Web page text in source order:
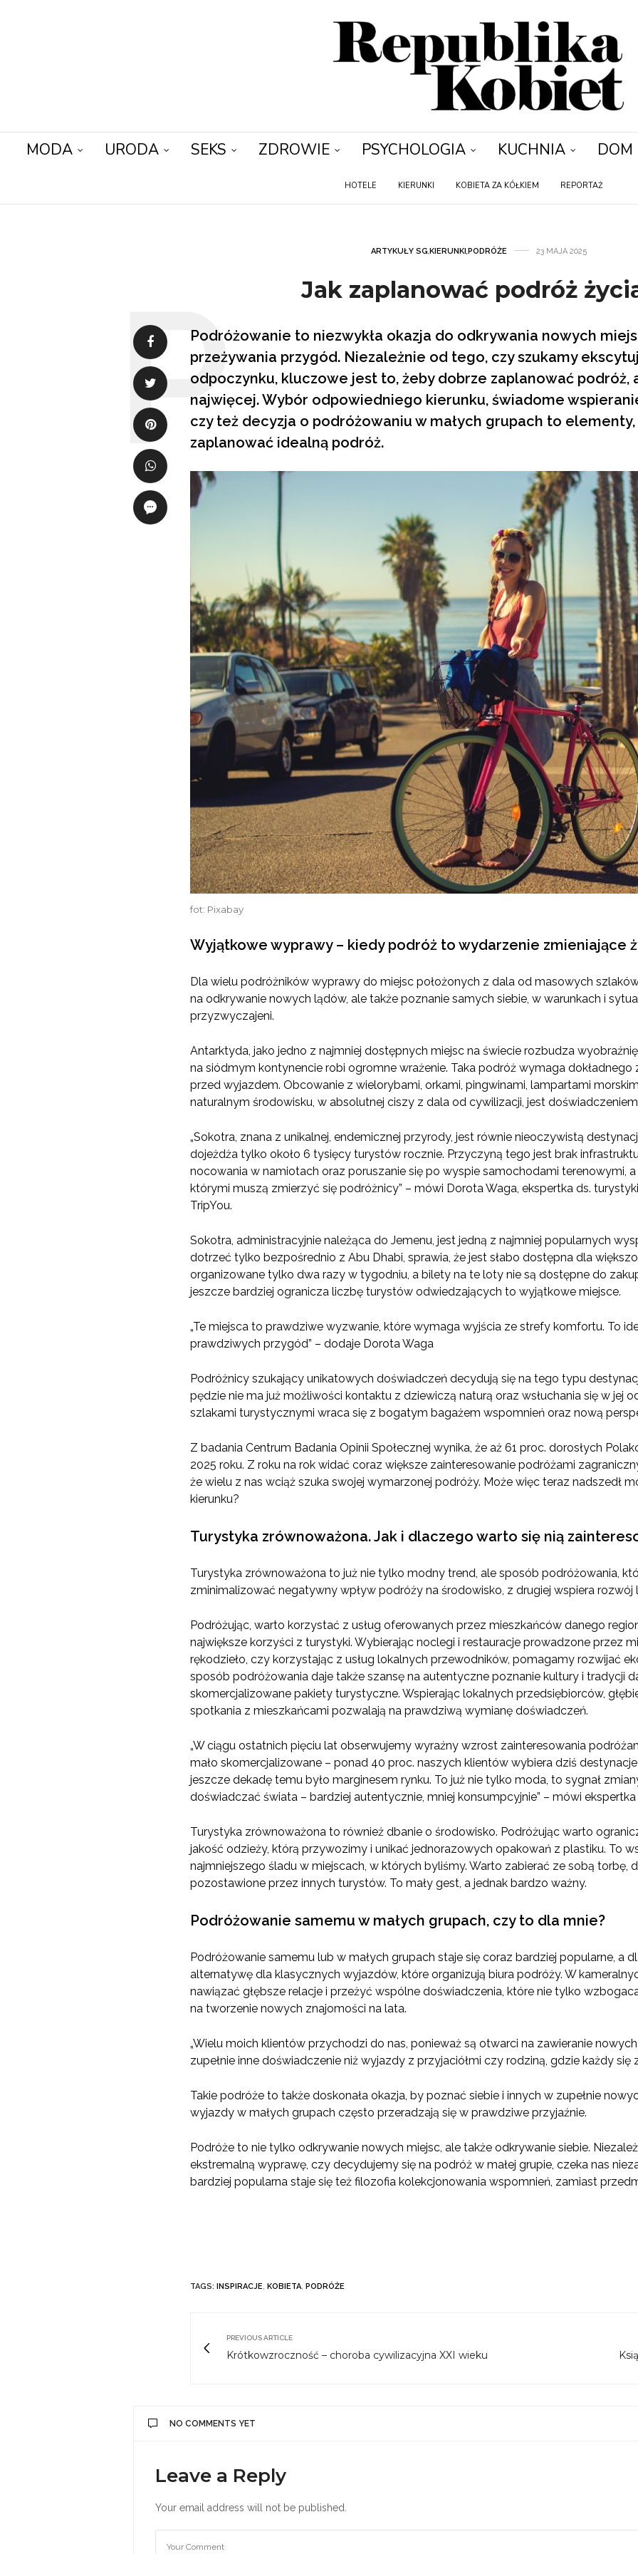
MODA URODA SEKS ZDROWIE PSYCHOLOGIA KUCHNIA DOM
HOTELE KIERUNKI KOBIETA ZA KÓŁKIEM REPORTAŻ
ARTYKUŁY SG,KIERUNKI,PODRÓŻE 23 MAJA 2025
Jak zaplanować podróż
Podróżowanie to niezwykła okazja do odkrywania nowych
przeżywania przygód. Niezależnie od tego, czy szukamy
odpoczynku, kluczowe jest to, żeby dobrze zaplanować podróż,
najwięcej. Wybór odpowiedniego kierunku, świadome
czy też decyzja o podróżowaniu w małych grupach to
zaplanować idealną podróż.
fot: Pixabay
Wyjątkowe wyprawy – kiedy podróż to wydarzenie zmieniające
Dla wielu podróżników wyprawy do miejsc położonych z dala od masowych
na odkrywanie nowych lądów, ale także poznanie samych siebie, w warunkach i
przyzwyczajeni.
Antarktyda, jako jedno z najmniej dostępnych miejsc na świecie rozbudza
na siódmym kontynencie robi ogromne wrażenie. Taka podróż wymaga dokładnego
przed wyjazdem. Obcowanie z wielorybami, orkami, pingwinami, lampartami
naturalnym środowisku, w absolutnej ciszy z dala od cywilizacji, jest
„Sokotra, znana z unikalnej, endemicznej przyrody, jest równie nieoczywistą
dojeżdża tylko około 6 tysięcy turystów rocznie. Przyczyną tego jest brak
nocowania w namiotach oraz poruszanie się po wyspie samochodami terenowymi,
którymi muszą zmierzyć się podróżnicy” – mówi Dorota Waga, ekspertka ds.
TripYou.
Sokotra, administracyjnie należąca do Jemenu, jest jedną z najmniej popularnych
dotrzeć tylko bezpośrednio z Abu Dhabi, sprawia, że jest słabo dostępna dla
organizowane tylko dwa razy w tygodniu, a bilety na te loty nie są dostępne do
jeszcze bardziej ogranicza liczbę turystów odwiedzających to wyjątkowe miejsce.
„Te miejsca to prawdziwe wyzwanie, które wymaga wyjścia ze strefy komfortu. To
prawdziwych przygód” – dodaje Dorota Waga
Podróżnicy szukający unikatowych doświadczeń decydują się na tego typu
pędzie nie ma już możliwości kontaktu z dziewiczą naturą oraz wsłuchania się w jej
szlakami turystycznymi wraca się z bogatym bagażem wspomnień oraz nową
Z badania Centrum Badania Opinii Społecznej wynika, że aż 61 proc. dorosłych
2025 roku. Z roku na rok widać coraz większe zainteresowanie podróżami
że wielu z nas wciąż szuka swojej wymarzonej podróży. Może więc teraz nadszedł
kierunku?
Turystyka zrównoważona. Jak i dlaczego warto się nią
Turystyka zrównoważona to już nie tylko modny trend, ale sposób podróżowania,
zminimalizować negatywny wpływ podróży na środowisko, z drugiej wspiera rozwój
Podróżując, warto korzystać z usług oferowanych przez mieszkańców danego
największe korzyści z turystyki. Wybierając noclegi i restauracje prowadzone przez
rękodzieło, czy korzystając z usług lokalnych przewodników, pomagamy rozwijać
sposób podróżowania daje także szansę na autentyczne poznanie kultury i tradycji
skomercjalizowane pakiety turystyczne. Wspierając lokalnych przedsiębiorców,
spotkania z mieszkańcami pozwalają na prawdziwą wymianę doświadczeń.
„W ciągu ostatnich pięciu lat obserwujemy wyraźny wzrost zainteresowania
mało skomercjalizowane – ponad 40 proc. naszych klientów wybiera dziś
jeszcze dekadę temu było marginesem rynku. To już nie tylko moda, to sygnał
doświadczać świata – bardziej autentycznie, mniej konsumpcyjnie” – mówi
Turystyka zrównoważona to również dbanie o środowisko. Podróżując warto
jakość odzieży, którą przywozimy i unikać jednorazowych opakowań z plastiku. To
najmniejszego śladu w miejscach, w których byliśmy. Warto zabierać ze sobą torbę,
pozostawione przez innych turystów. To mały gest, a jednak bardzo ważny.
Podróżowanie samemu w małych grupach, czy to dla mnie?
Podróżowanie samemu lub w małych grupach staje się coraz bardziej popularne, a
alternatywę dla klasycznych wyjazdów, które organizują biura podróży. W
nawiązać głębsze relacje i przeżyć wspólne doświadczenia, które nie tylko
na tworzenie nowych znajomości na lata.
„Wielu moich klientów przychodzi do nas, ponieważ są otwarci na zawieranie
zupełnie inne doświadczenie niż wyjazdy z przyjaciółmi czy rodziną, gdzie każdy
Takie podróże to także doskonała okazja, by poznać siebie i innych w zupełnie
wyjazdy w małych grupach często przeradzają się w prawdziwe przyjaźnie.
Podróże to nie tylko odkrywanie nowych miejsc, ale także odkrywanie siebie.
ekstremalną wyprawę, czy decydujemy się na podróż w małej grupie, czeka nas
bardziej popularna staje się też filozofia kolekcjonowania wspomnień, zamiast
TAGS: INSPIRACJE, KOBIETA, PODRÓŻE
PREVIOUS ARTICLE
Krótkowzroczność – choroba cywilizacyjna XXI wieku
NO COMMENTS YET
Leave a Reply
Your email address will not be published.